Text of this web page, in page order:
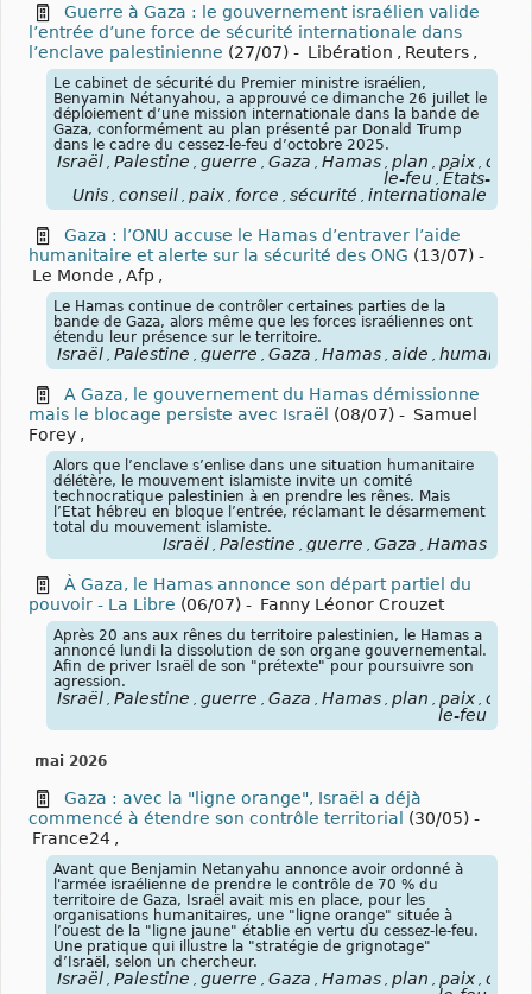
Guerre à Gaza : le gouvernement israélien valide
l’entrée d’une force de sécurité internationale dans
l’enclave palestinienne (27/07) - Libération , Reuters ,
Le cabinet de sécurité du Premier ministre israélien,
Benyamin Nétanyahou, a approuvé ce dimanche 26 juillet le
déploiement d’une mission internationale dans la bande de
Gaza, conformément au plan présenté par Donald Trump
dans le cadre du cessez-le-feu d’octobre 2025.
Israël Palestine guerre Gaza Hamas plan paix
le-feu États-
Unis conseil paix force sécurité internationale
Gaza : l’ONU accuse le Hamas d’entraver l’aide
humanitaire et alerte sur la sécurité des ONG (13/07) -
Le Monde , Afp ,
Le Hamas continue de contrôler certaines parties de la
bande de Gaza, alors même que les forces israéliennes ont
étendu leur présence sur le territoire.
Israël Palestine guerre Gaza Hamas aide
A Gaza, le gouvernement du Hamas démissionne
mais le blocage persiste avec Israël
(08/07) - Samuel
Forey ,
Alors que l’enclave s’enlise dans une situation humanitaire
délétère, le mouvement islamiste invite un comité
technocratique palestinien à en prendre les rênes. Mais
l’Etat hébreu en bloque l’entrée, réclamant le désarmement
total du mouvement islamiste.
Israël Palestine guerre Gaza Hamas
À Gaza, le Hamas annonce son départ partiel du
pouvoir - La Libre (06/07) - Fanny Léonor Crouzet
Après 20 ans aux rênes du territoire palestinien, le Hamas a
annoncé lundi la dissolution de son organe gouvernemental.
Afin de priver Israël de son "prétexte" pour poursuivre son
agression.
Israël Palestine guerre Gaza Hamas plan paix
le-feu
mai 2026
Gaza : avec la "ligne orange", Israël a déjà
commencé à étendre son contrôle territorial (30/05) -
France24 ,
Avant que Benjamin Netanyahu annonce avoir ordonné à
l'armée israélienne de prendre le contrôle de 70 % du
territoire de Gaza, Israël avait mis en place, pour les
organisations humanitaires, une "ligne orange" située à
l’ouest de la "ligne jaune" établie en vertu du cessez-le-feu.
Une pratique qui illustre la "stratégie de grignotage"
d’Israël, selon un chercheur.
Israël Palestine guerre Gaza Hamas plan paix